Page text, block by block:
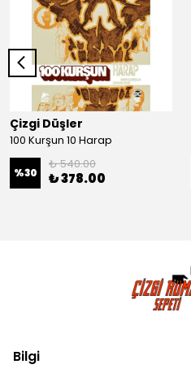
Çizgi Düşler
100 Kurşun 10 Harap
%30
₺ 540.00
₺ 378.00
Bilgi